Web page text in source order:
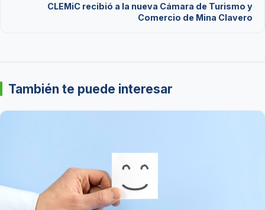
CLEMiC recibió a la nueva Cámara de Turismo y
Comercio de Mina Clavero
También te puede interesar